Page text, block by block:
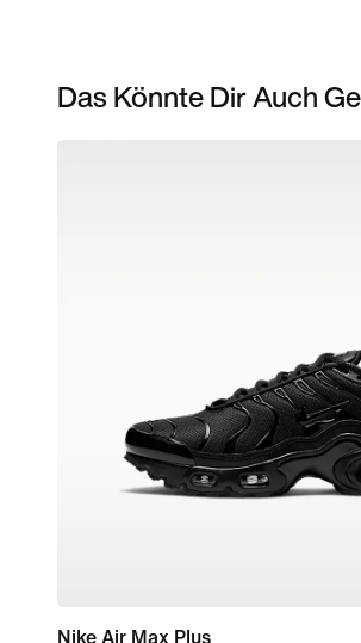
Das Könnte Dir Auch
Nike Air Max Plus